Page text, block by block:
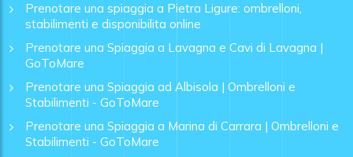
Prenotare una spiaggia a Pietra Ligure: ombrelloni,
stabilimenti e disponibilita online
Prenotare una Spiaggia a Lavagna e Cavi di Lavagna |
GoToMare
Prenotare una Spiaggia ad Albisola | Ombrelloni e
Stabilimenti - GoToMare
Prenotare una Spiaggia a Marina di Carrara | Ombrelloni e
Stabilimenti - GoToMare